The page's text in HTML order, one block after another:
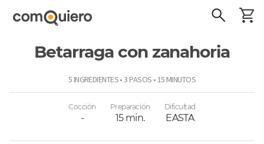
Betarraga con zanahoria
5 INGREDIENTES • 3 PASOS • 15 MINUTOS
Cocción
-
Preparación
15 min.
Dificultad
EASTA